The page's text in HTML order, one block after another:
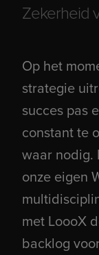
Zekerheid
Op het
strategie
succes pas
constant te
waar nodig.
onze eigen
met LoooX
backlog